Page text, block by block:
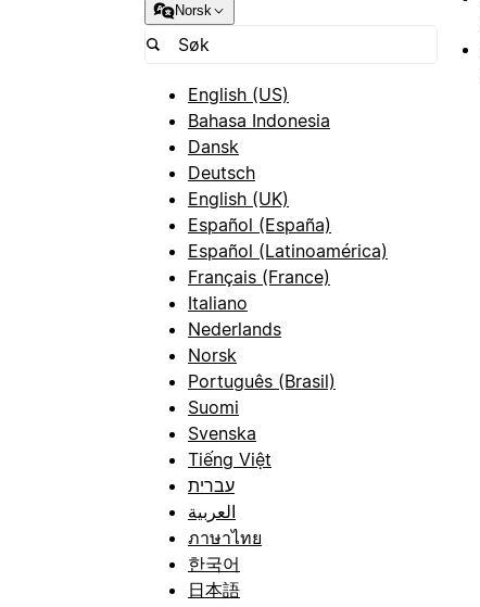
Norsk
English (US)
Bahasa Indonesia
Dansk
Deutsch
English (UK)
Español (España)
Español (Latinoamérica)
Français (France)
Italiano
Nederlands
Norsk
Português (Brasil)
Suomi
Svenska
Tiếng Việt
עברית
العربية
ภาษาไทย
한국어
日本語